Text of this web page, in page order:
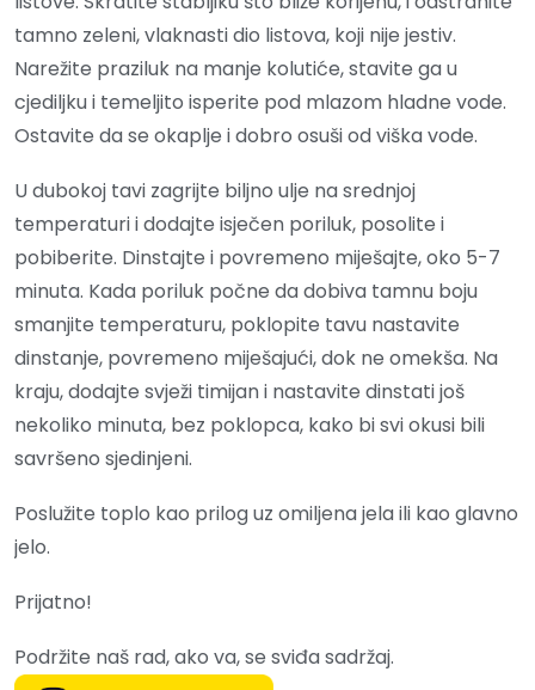
tamno zeleni, vlaknasti dio listova, koji nije jestiv.
Narežite praziluk na manje kolutiće, stavite ga u
cjediljku i temeljito isperite pod mlazom hladne vode.
Ostavite da se okaplje i dobro osuši od viška vode.
U dubokoj tavi zagrijte biljno ulje na srednjoj
temperaturi i dodajte isječen poriluk, posolite i
pobiberite. Dinstajte i povremeno miješajte, oko 5-7
minuta. Kada poriluk počne da dobiva tamnu boju
smanjite temperaturu, poklopite tavu nastavite
dinstanje, povremeno miješajući, dok ne omekša. Na
kraju, dodajte svježi timijan i nastavite dinstati još
nekoliko minuta, bez poklopca, kako bi svi okusi bili
savršeno sjedinjeni.
Poslužite toplo kao prilog uz omiljena jela ili kao glavno
jelo.
Prijatno!
Podržite naš rad, ako va, se sviđa sadržaj.